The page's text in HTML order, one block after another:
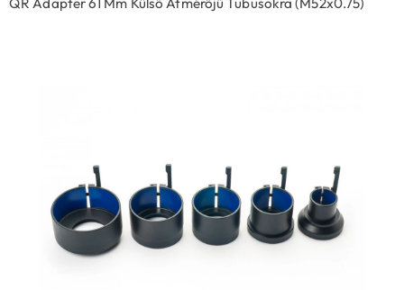
QR Adapter 61 Mm Külső Átmérőjű Tubusokra (M52x0.75)